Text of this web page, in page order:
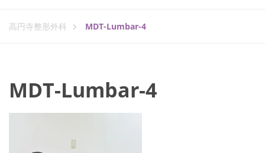
高円寺整形外科 MDT-Lumbar-4
MDT-Lumbar-4